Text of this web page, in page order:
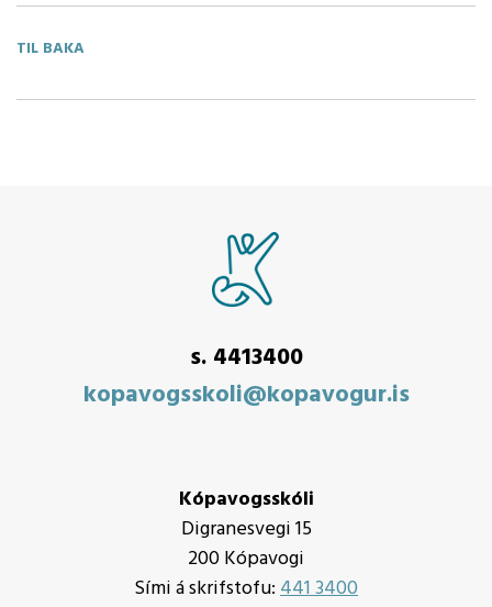
TIL BAKA
s. 4413400
kopavogsskoli@kopavogur.is
Kópavogsskóli
Digranesvegi 15
200 Kópavogi
Sími á skrifstofu:441 3400